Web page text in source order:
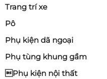
Trang trí xe
Pô
Phụ kiện dã ngoại
Phụ tùng khung gầm
Phụ kiện nội thất